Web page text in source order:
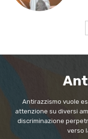
Antirazzismo vuole
attenzione su diversi
discriminazione
verso